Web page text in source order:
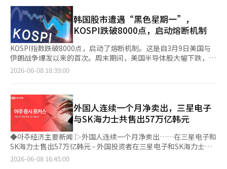
导体指数(SOX)则暴跌10%。此外，上周五美国就业数据强劲，导
致美联储加息可能性上升，以及美国与伊朗停火仍不明朗等因素也
加剧了市场的疲软。 此外，本周即将进行的SpaceX大型IPO也被
视为市场的负担。预计SpaceX将在本周确定发行价格后开始交
易，随后可能会有Anthropic和OpenAI等大型IPO接踵而至，这引
发了对大规模资金筹集可能吸收其他资产流动性的担忧。 日本股
市同样未能逃脱暴跌的命运。在东京股市，日经225平均股价在开
盘初便大幅下跌，目前下跌4.4%。尤其是此前推动股市上涨的AI
电子和软银集团等股票的卖出订单激增。 此外，台湾加权指数也
下跌5%，中国和香港股市也下跌1%至2%。 BNY市场宏观策略负
责人鲍勃·萨维奇对路透社表示：“上周‘AI引领一切’的叙述遭
到动摇，”并指出“此次调整是9周以来股市反弹的健康喘息，还
是市场的高点，仍然是关键问题。”※ 本报道经人工智能（AI）系
统翻译与编辑。
3个月的最高水平。 根据5日（当地时间）发布的美国5月非农就业
数据，新增就业岗位为17万2000个，远超市场预期。因此，美国
进一步加息的可能性上升，推动美元走强。 中东地区的地缘政治
紧张局势也加剧了韩元贬值的压力。最近以色列对黎巴嫩进行空
袭，使得美国与伊朗的停战谈判面临更多不确定性，安全资产的偏
好心理增强，导致对美元的需求上升。 外国资金外流的趋势仍在
继续。在证券市场上，外国投资者已连续20个交易日净卖出。截至
当天上午9时4分，外国净卖出规模达3421亿韩元。 国内股市也出
KOSDAQ指数也低于1000点。 外汇当局于前一天召开紧急会议，
重申应对汇率波动的决心，但市场普遍认为，美元强势的压力超过
了政府干预的效果。 此前，副总理兼财政经济部长具允哲、韩国
银行行长申贤松、金融委员会主席李亿权及金融监督院长李灿镇召
开了临时紧急会议，决定共同应对汇率不稳。韩国银行和金融监督
院将重点检查外汇市场的投机交易动态，并在必要时采取严格应对
措施。 我们银行经济学家闵京元表示：“汇率接近1600元，可能
导致出口企业在半年度换汇决策上出现延迟。不过，如果当局通过
韩国股市遭遇“黑色星期一”，
KOSPI跌破8000点，启动熔断机制
KOSPI指数跌破8000点，启动了熔断机制。这是自3月9日美国与
伊朗战争爆发以来的首次。周末期间，美国半导体股大幅下跌，韩
元对美元汇率在夜间交易中突破1560韩元，导致市场反应。 根据
跌110.58点（8.53%），报1186.44点。 交易所于当天早上9时3分
42秒起暂停了20分钟的证券市场交易。由于KOSPI综合指数较前一
日下跌超过8%（持续1分钟），证券市场的交易被暂停。在熔断机
制启动时，KOSPI指数较前一日下跌685.85点（8.40%），报
7474.74点。因此，所有在证券市场上市的股票交易被暂时中止，
股票相关的期货和期权市场交易也被暂停。 在5日（当地时间），
美国股市因博通的人工智能（AI）半导体业务增长未达市场预期，
导致半导体股遭到集中抛售。尽管AI基础设施投资有所增加，但盈
2026-06-08 18:39:00
外国人连续一个月净卖出，三星电子
与SK海力士共售出57万亿韩元
◆아주经济主要新闻 ▷外国人连续一个月净卖出……在三星电子和
SK海力士售出57万亿韩元 - 外国投资者在三星电子和SK海力士的
卖出力度惊人。 - 最近一个月，外国投资者在韩国股市净卖出约69
2026-06-08 16:45:00